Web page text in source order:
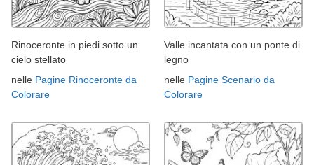
Rinoceronte in piedi sotto un
cielo stellato
nelle Pagine Rinoceronte da
Colorare
Valle incantata con un ponte di
legno
nelle Pagine Scenario da
Colorare